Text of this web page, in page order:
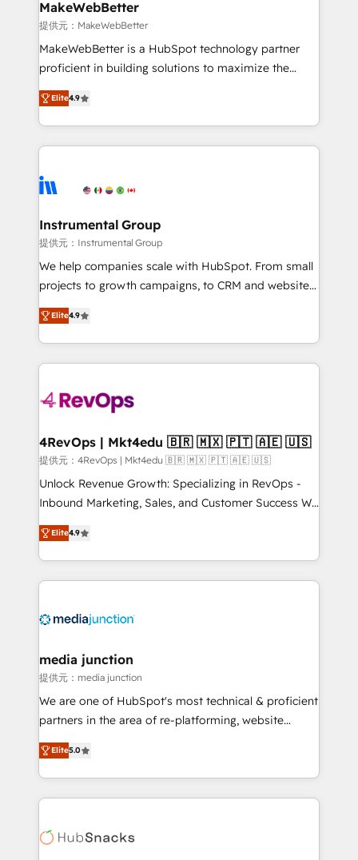
marketing campaigns, & RevOps frameworks that
fuel long-term success We connect the entire
customer lifecycle through seamless integrations,
ensure long-term adoption with change-
and service to drive sustainable growth With 6 key
HubSpot accreditations and experience across
teams has worked with clients just like you Let’s
explore whether S2 is the partner you’ve been
MakeWebBetter
提供元：MakeWebBetter
MakeWebBetter is a HubSpot technology partner
proficient in building solutions to maximize the
operational efficiency of HubSpot. The fastest-
growing tech-enabler & facilitator, MakeWebBetter,
hands you the blend of HubSpot expertise &
eminent solutions & integrations. Trust us to
Elite Partners with 10+ years of HubSpot experience
Premier Partner 2023 🌟5 HubSpot Accreditations 🌟
Won HubSpot Theme Challenge 2021 🌟INBOUND’19
HubSpot Rising Star Why us? Harnessing the full
potential of the powerful HubSpot CRM. ✔️A team of
HubSpot experience ✔️Flexible pricing models —
Hourly-fee (assigned one Dedicated HubSpot
requirement). ✔️Helped over 25,000+ customers so
far with our HubSpot solutions. ✔️Bespoke apps &
on-demand bundle services. Connect with us today!
Elite4.9
Instrumental Group
提供元：Instrumental Group
We help companies scale with HubSpot. From small
projects to growth campaigns, to CRM and websites.
Hire an agency that's experienced in every inch of
HubSpot and willing to work hand-in-hand with your
team to simplify the complex and build a better
experience for your team and customers.
Elite4.9
4RevOps | Mkt4edu 🇧🇷 🇲🇽 🇵🇹 🇦🇪 🇺🇸
提供元：4RevOps | Mkt4edu 🇧🇷 🇲🇽 🇵🇹 🇦🇪 🇺🇸
Unlock Revenue Growth: Specializing in RevOps -
Inbound Marketing, Sales, and Customer Success We
specialize in driving revenue growth for companies
across industries through tailored marketing, sales,
and customer success strategies, utilizing RevOps
methodologies. As Latin America's largest HubSpot
offer unparalleled insights. Operating in five
Mexico, USA, and Portugal—we've executed over a
hundred successful operations. Our approach,
rooted in RevOps principles, integrates analysis,
training, planning, and qualification. Leveraging
inbound marketing tactics, we focus on
understanding, nurturing, and converting leads.
competitive market.
Elite4.9
media junction
提供元：media junction
We are one of HubSpot's most technical & proficient
partners in the area of re-platforming, website
design & development. We specialize in multi-hub
implementations for mid-market & enterprise
companies. We are woman-owned, powered by
coffee, and we ❤️ dogs. We produce award-winning
Impact Award 🏆2022 Technical Expertise Impact
Elite5.0